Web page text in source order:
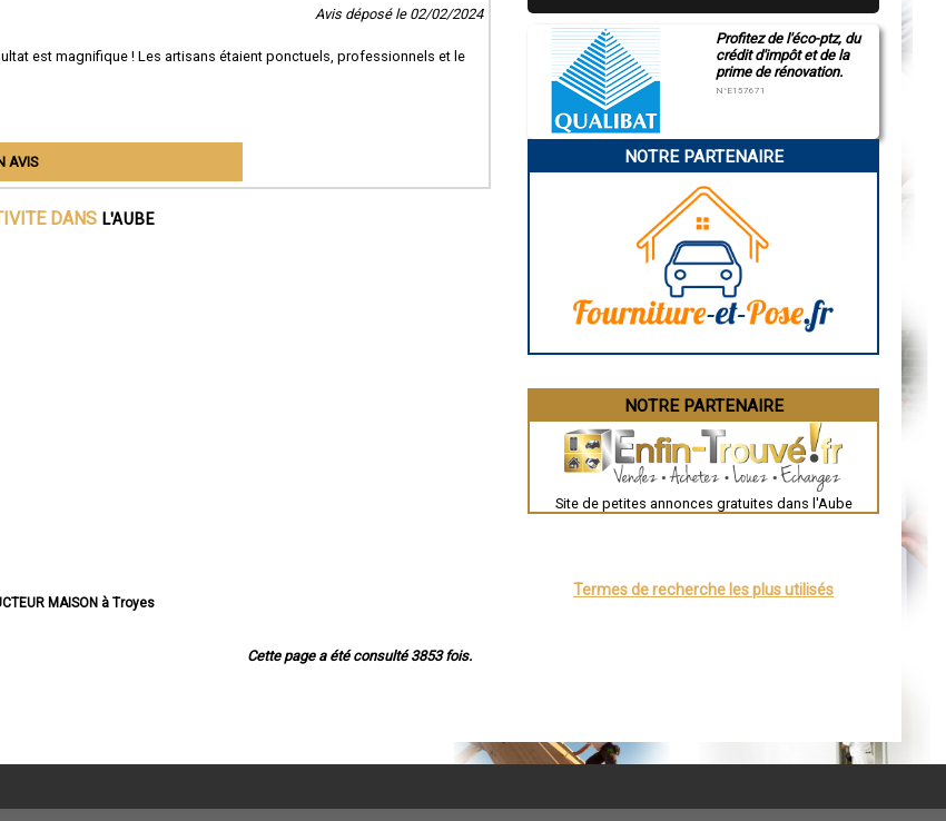
Avis déposé le 02/02/2024
est magnifique ! Les artisans étaient ponctuels, professionnels et le
AVIS
DANS L'AUBE
MAISON à Troyes
à Saint-André-les-Vergers
MAISON à Bar-sur-Aube
MAISON à Pont-Sainte-Marie
Cette page a été consulté 3853 fois.
Profitez de l'éco-ptz, du
crédit d'impôt et de la
prime de rénovation.
N°E157671
NOTRE PARTENAIRE
NOTRE PARTENAIRE
Site de petites annonces gratuites dans l'Aube
Termes de recherche les plus utilisés